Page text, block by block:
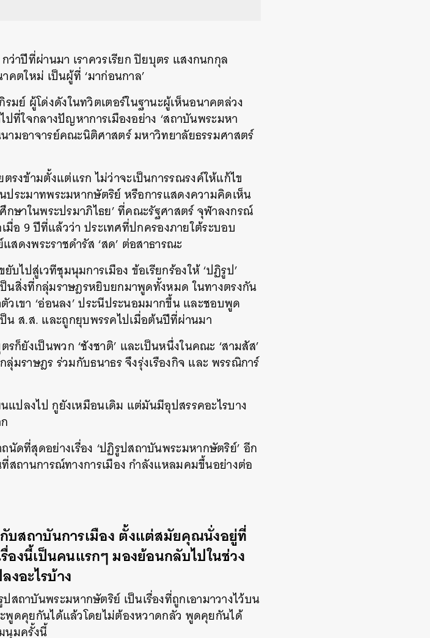
าปีที่ผ่านมา เราควรเรียก ปิยบุตร แสงกนกกุล
คตใหม่ เป็นผู้ที่ ‘มาก่อนกาล’
มย์ ผู้โด่งดังในทวิตเตอร์ในฐานะผู้เห็นอนาคตล่วง
ที่ใจกลางปัญหาการเมืองอย่าง ‘สถาบันพระมหา
มอาจารย์คณะนิติศาสตร์ มหาวิทยาลัยธรรมศาสตร์
รงข้ามตั้งแต่แรก ไม่ว่าจะเป็นการรณรงค์ให้แก้ไข
ระมาทพระมหากษัตริย์ หรือการแสดงความคิดเห็น
ษาในพระปรมาภิไธย’ ที่คณะรัฐศาสตร์ จุฬาลงกรณ์
อ 9 ปีที่แล้วว่า ประเทศที่ปกครองภายใต้ระบอบ
ดงพระราชดำรัส ‘สด’ ต่อสาธารณะ
บไปสู่เวทีชุมนุมการเมือง ข้อเรียกร้องให้ ‘ปฏิรูป’
นสิ่งที่กลุ่มราษฎรหยิบยกมาพูดทั้งหมด ในทางตรงกัน
เขา ‘อ่อนลง’ ประนีประนอมมากขึ้น และชอบพูด
ป็น ส.ส. และถูกยุบพรรคไปเมื่อต้นปีที่ผ่านมา
ก็ยังเป็นพวก ‘ชังชาติ’ และเป็นหนึ่งในคณะ ‘สามสัส’
มราษฎร ร่วมกับธนาธร จึงรุ่งเรืองกิจ และ พรรณิการ์
แปลงไป กูยังเหมือนเดิม แต่มันมีอุปสรรคอะไรบาง
นัดที่สุดอย่างเรื่อง ‘ปฏิรูปสถาบันพระมหากษัตริย์’ อีก
สถานการณ์ทางการเมือง กำลังแหลมคมขึ้นอย่างต่อ
สถาบันการเมือง ตั้งแต่สมัยคุณนั่งอยู่ที่
งนี้เป็นคนแรกๆ มองย้อนกลับไปในช่วง
อะไรบ้าง
ถาบันพระมหากษัตริย์ เป็นเรื่องที่ถูกเอามาวางไว้บน
พูดคุยกันได้แล้วโดยไม่ต้องหวาดกลัว พูดคุยกันได้
นุมครั้งนี้
LINE EMAIL